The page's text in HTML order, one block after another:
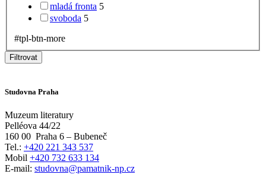
mladá fronta 5
svoboda 5
#tpl-btn-more
Filtrovat
Studovna Praha
Muzeum literatury
Pelléova 44/22
160 00 Praha 6 – Bubeneč
Tel.: +420 221 343 537
Mobil +420 732 633 134
E-mail: studovna@pamatnik-np.cz